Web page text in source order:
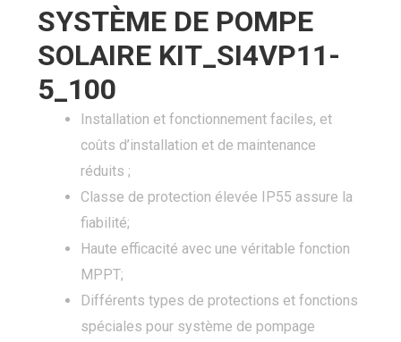
SYSTÈME DE POMPE
SOLAIRE KIT_SI4VP11-
5_100
Installation et fonctionnement faciles, et
coûts d’installation et de maintenance
réduits ;
Classe de protection élevée IP55 assure la
fiabilité;
Haute efficacité avec une véritable fonction
MPPT;
Différents types de protections et fonctions
spéciales pour système de pompage